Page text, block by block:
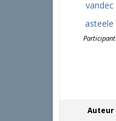
vandec
asteele
Participant
Auteur